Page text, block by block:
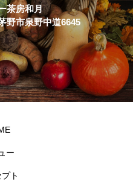
茶房和月
野市泉野中道6645
ー
ト